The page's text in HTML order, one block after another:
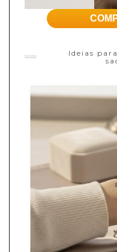
Ideias